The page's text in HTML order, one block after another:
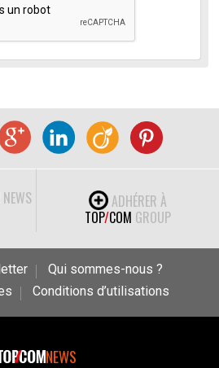
NEWS
ADHÉRER À
TOP/COM GROUP
Qui sommes-nous ?
Conditions d’utilisations
NEWS